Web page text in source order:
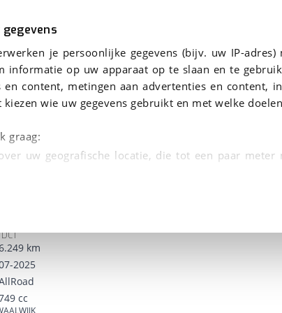
je persoonlijke gegevens (bijv. uw IP-adres)
informatie op uw apparaat op te slaan en te
en content, metingen aan advertenties en content,
wie uw gegevens gebruikt en met welke
graag:
uw geografische locatie, die tot een paar meter
toestemming op elk moment wijzigen of
zorgen we voor een betere en meer
dat de website goed werkt. Ook gebruiken we
km
2025
cc